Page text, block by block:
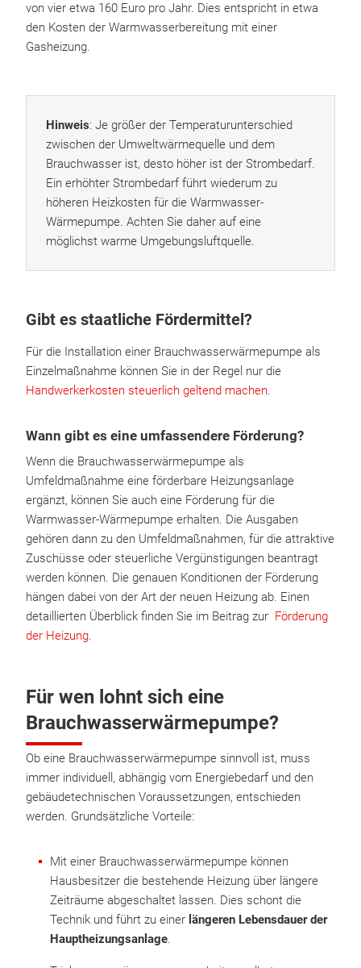
von vier etwa 160 Euro pro Jahr. Dies entspricht in etwa
den Kosten der Warmwasserbereitung mit einer
Gasheizung.
Hinweis: Je größer der Temperaturunterschied
zwischen der Umweltwärmequelle und dem
Brauchwasser ist, desto höher ist der Strombedarf.
Ein erhöhter Strombedarf führt wiederum zu
höheren Heizkosten für die Warmwasser-
Wärmepumpe. Achten Sie daher auf eine
möglichst warme Umgebungsluftquelle.
Gibt es staatliche Fördermittel?
Für die Installation einer Brauchwasserwärmepumpe als
Einzelmaßnahme können Sie in der Regel nur die
Handwerkerkosten steuerlich geltend machen.
Wann gibt es eine umfassendere Förderung?
Wenn die Brauchwasserwärmepumpe als
Umfeldmaßnahme eine förderbare Heizungsanlage
ergänzt, können Sie auch eine Förderung für die
Warmwasser-Wärmepumpe erhalten. Die Ausgaben
gehören dann zu den Umfeldmaßnahmen, für die attraktive
Zuschüsse oder steuerliche Vergünstigungen beantragt
werden können. Die genauen Konditionen der Förderung
hängen dabei von der Art der neuen Heizung ab. Einen
detaillierten Überblick finden Sie im Beitrag zur Förderung
der Heizung.
Für wen lohnt sich eine
Brauchwasserwärmepumpe?
Ob eine Brauchwasserwärmepumpe sinnvoll ist, muss
immer individuell, abhängig vom Energiebedarf und den
gebäudetechnischen Voraussetzungen, entschieden
werden. Grundsätzliche Vorteile:
Mit einer Brauchwasserwärmepumpe können
Hausbesitzer die bestehende Heizung über längere
Zeiträume abgeschaltet lassen. Dies schont die
Technik und führt zu einer längeren Lebensdauer der
Hauptheizungsanlage.